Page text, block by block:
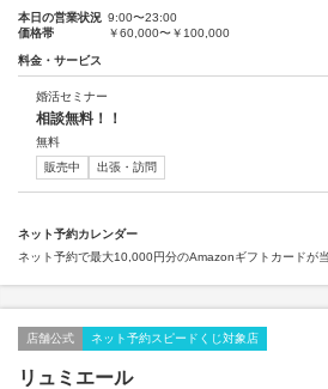
本日の営業状況 9:00〜23:00
価格帯
￥60,000〜￥100,000
料金・サービス
婚活セミナー
相談無料！！
無料
販売中
出張・訪問
ネット予約カレンダー
ネット予約で最大10,000円分のAmazonギフトカードが当
店舗公式 ネット予約スピードくじ対象店
リュミエール